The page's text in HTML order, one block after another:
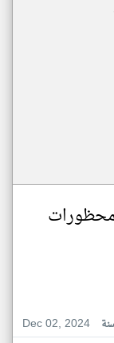
Dec 02, 2024